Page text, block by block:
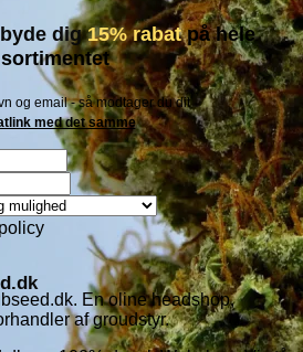
dig15% rabatpå hele
sortimentet
og email - så modtager du dit
med det samme